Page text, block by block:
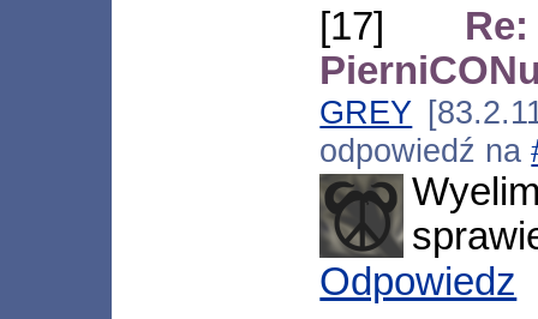
[17]
GREY
odpowiedź na
Odpowiedz